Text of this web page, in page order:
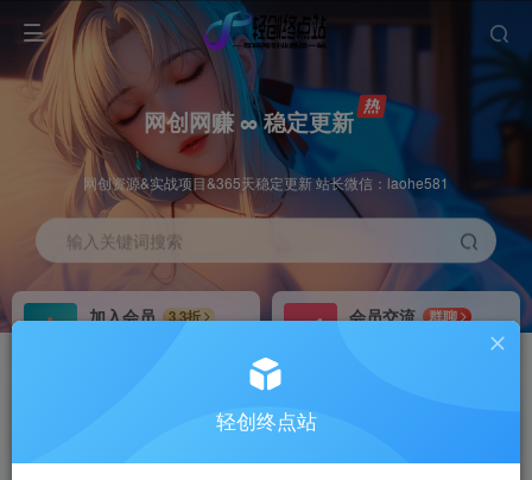
网创网赚 ∞ 稳定更新
网创资源&实战项目&365天稳定更新 站长微信：laohe581
输入关键词搜索
加入会员
3.3折
会员交流
群聊
轻创终点站